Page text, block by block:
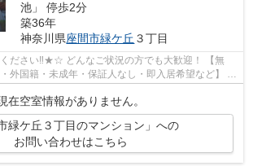
池」 停歩2分
築36年
神奈川県座間市緑ケ丘 ３丁目
ださい‼★☆ どんなご状況の方でも大歓迎！ 【無
外国籍・未成年・保証人なし・即入居希望など】 ネ
在空室情報がありません。
緑ケ丘３丁目のマンション」への
お問い合わせはこちら